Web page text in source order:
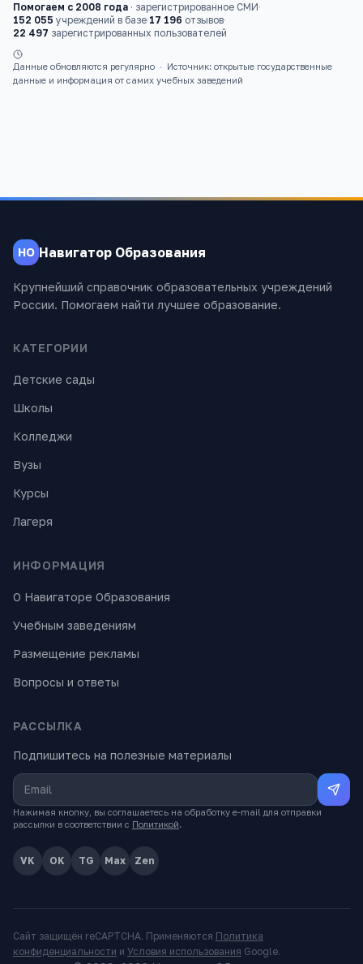
Помогаем с 2008 года · зарегистрированное СМИ·
152 055 учреждений в базе·17 196 отзывов·
22 497 зарегистрированных пользователей
Данные обновляются регулярно ·
Источник: открытые государственные
данные и информация от самих учебных заведений
НО Навигатор Образования
Крупнейший справочник образовательных учреждений
России. Помогаем найти лучшее образование.
КАТЕГОРИИ
Детские сады
Школы
Колледжи
Вузы
Курсы
Лагеря
ИНФОРМАЦИЯ
О Навигаторе Образования
Учебным заведениям
Размещение рекламы
Вопросы и ответы
РАССЫЛКА
Подпишитесь на полезные материалы
Нажимая кнопку, вы соглашаетесь на обработку e-mail для отправки
рассылки в соответствии с Политикой.
VK OK TG Max Zen
Сайт защищён reCAPTCHA. Применяются Политика
конфиденциальности и Условия использования Google.